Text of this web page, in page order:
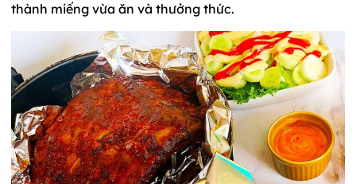
thành miếng vừa ăn và thưởng thức.